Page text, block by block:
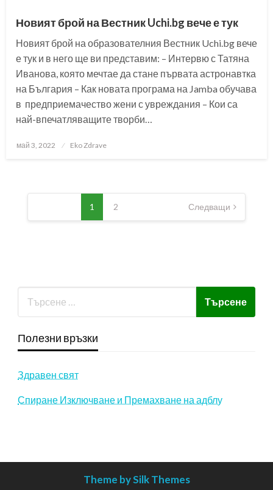
Новият брой на Вестник Uchi.bg вече е тук
Новият брой на образователния Вестник Uchi.bg вече
е тук и в него ще ви представим: – Интервю с Татяна
Иванова, която мечтае да стане първата астронавтка
на България – Как новата програма на Jamba обучава
в предприемачество жени с увреждания – Кои са
най-впечатляващите творби…
Posted
май 3, 2022 Eko Zdrave
Разделяне
публикациите
1 2 Следващи
Полезни връзки
Здравен свят
Спиране Изключване и Премахване на адблу
Theme by Silk Themes